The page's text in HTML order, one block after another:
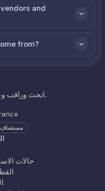
and
from?
ابحث وراقب وعالج بيانات الاعتماد المخترقة في ثوانٍ.
مستضاف
حالات